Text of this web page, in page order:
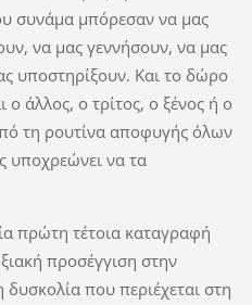
συνάμα μπόρεσαν να μας
να μας γεννήσουν, να μας
υποστηρίξουν. Και το δώρο
άλλος, ο τρίτος, ο ξένος ή ο
τη ρουτίνα αποφυγής όλων
υποχρεώνει να τα
πρώτη τέτοια καταγραφή
προσέγγιση στην
που περιέχεται στη